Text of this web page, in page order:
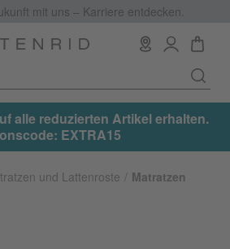
mit uns – Karriere entdecken.
alle reduzierten Artikel erhalten.
EXTRA15
und Lattenroste Matratzen